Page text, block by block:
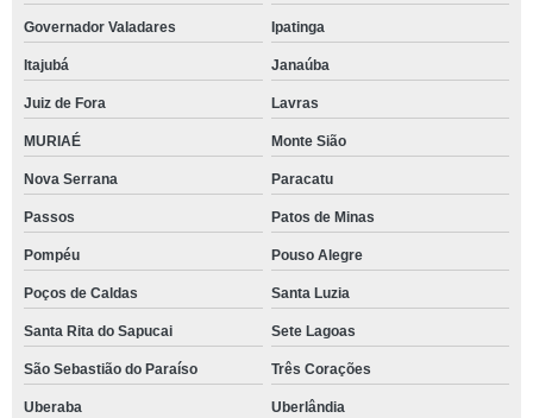
Governador Valadares Ipatinga
Itajubá Janaúba
Juiz de Fora Lavras
MURIAÉ Monte Sião
Nova Serrana Paracatu
Passos Patos de Minas
Pompéu Pouso Alegre
Poços de Caldas Santa Luzia
Santa Rita do Sapucai Sete Lagoas
São Sebastião do Paraíso Três Corações
Uberaba Uberlândia